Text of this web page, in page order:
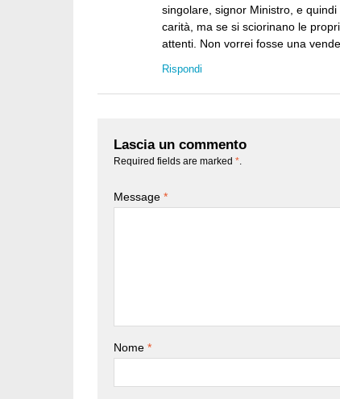
singolare, signor Ministro, e
carità, ma se si sciorinano le
attenti. Non vorrei fosse una
Rispondi
Lascia un commento
Required fields are marked *
Message *
Nome *